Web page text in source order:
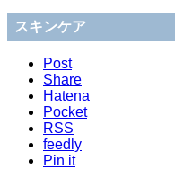
スキンケア
Post
Share
Hatena
Pocket
RSS
feedly
Pin it